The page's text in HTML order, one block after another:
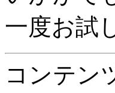
一度お試
コンテン